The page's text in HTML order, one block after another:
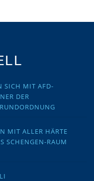
SICH MIT AFD-
DER
MIT ALLER HÄRTE
SCHENGEN-RAUM